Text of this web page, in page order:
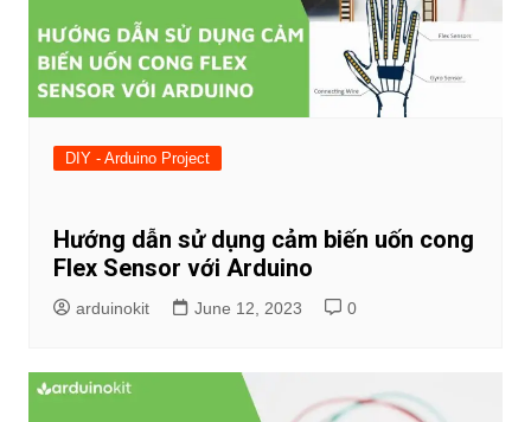
DIY - Arduino Project
Hướng dẫn sử dụng cảm biến uốn cong
Flex Sensor với Arduino
arduinokit June 12, 2023 0